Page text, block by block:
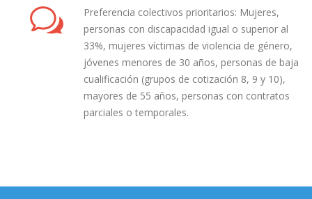
Preferencia colectivos prioritarios: Mujeres,
personas con discapacidad igual o superior al
33%, mujeres víctimas de violencia de género,
jóvenes menores de 30 años, personas de baja
cualificación (grupos de cotización 8, 9 y 10),
mayores de 55 años, personas con contratos
parciales o temporales.